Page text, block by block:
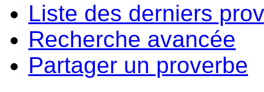
Liste des derniers
Recherche avancée
Partager un proverbe